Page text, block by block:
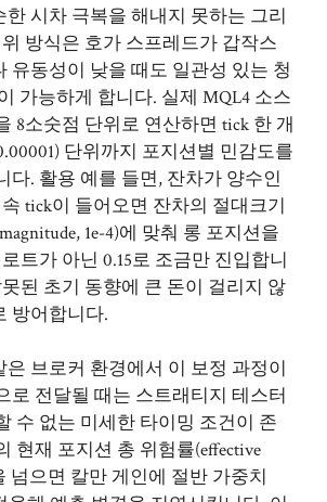
시차 극복을 해내지 못하는 그리
방식은 호가 스프레드가 갑작스
유동성이 낮을 때도 일관성 있는 청
가능하게 합니다. 실제 MQL4 소스
8소숫점 단위로 연산하면 tick 한 개
단위까지 포지션별 민감도를
다. 활용 예를 들면, 잔차가 양수인
tick이 들어오면 잔차의 절대크기
magnitude, 1e-4)에 맞춰 롱 포지션을
트가 아닌 0.15로 조금만 진입합니
된 초기 동향에 큰 돈이 걸리지 않
방어합니다.
브로커 환경에서 이 보정 과정이
로 전달될 때는 스트래티지 테스터
수 없는 미세한 타이밍 조건이 존
현재 포지션 총 위험률(effective
넘으면 칼만 게인에 절반 가중치